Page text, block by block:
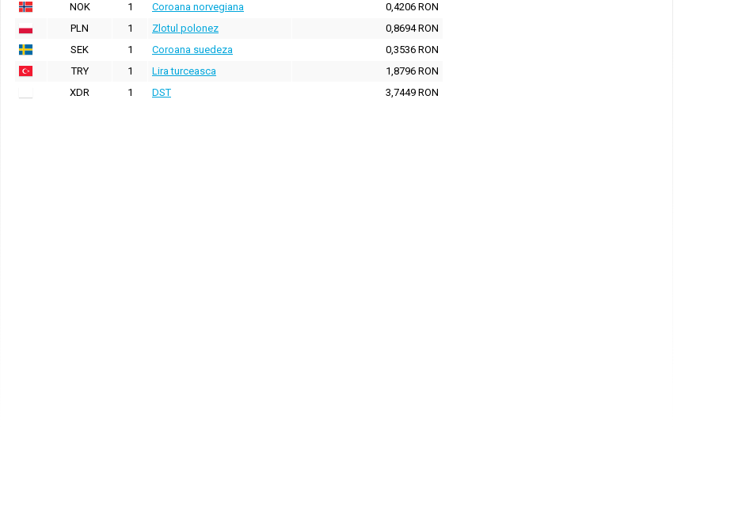
NOK
1 Coroana norvegiana
0,4206 RON
PLN
1 Zlotul polonez
0,8694 RON
SEK
1 Coroana suedeza
0,3536 RON
TRY
1 Lira turceasca
1,8796 RON
XDR
1 DST 3,7449 RON